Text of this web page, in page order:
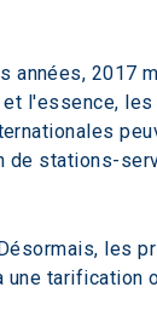
années, 2017
l'essence,
de stations-
les
une tarification